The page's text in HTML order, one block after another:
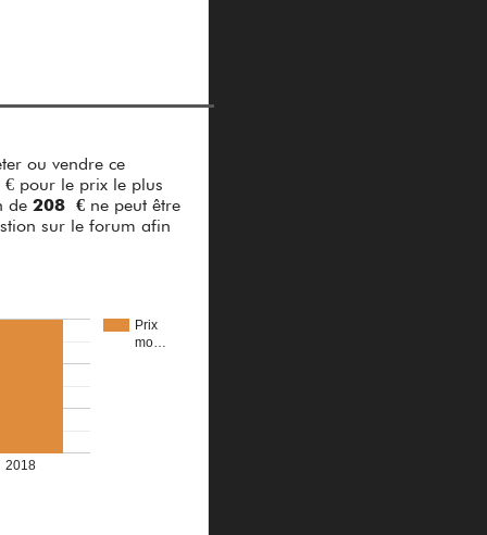
ou vendre ce
€ pour le prix le plus
de 208 €ne peut être
sur le forum afin
Prix
mo…
2018